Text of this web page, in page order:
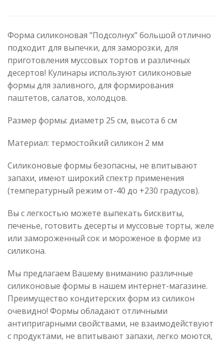
Форма силиконовая "Подсолнух" большой отлично
подходит для выпечки, для заморозки, для
приготовления муссовых тортов и различных
десертов! Кулинары используют силиконовые
формы для заливного, для формирования
паштетов, салатов, холодцов.
Размер формы: диаметр 25 см, высота 6 см
Материал: термостойкий силикон 2 мм
Силиконовые формы безопасны, не впитывают
запахи, имеют широкий спектр применения
(температурный режим от-40 до +230 градусов).
Вы с легкостью можете выпекать бисквиты,
печенье, готовить десерты и муссовые торты, желе
или замороженный сок и мороженое в форме из
силикона.
Мы предлагаем Вашему вниманию различные
силиконовые формы в нашем интернет-магазине.
Преимущество кондитерских форм из силикон
очевидно! Формы обладают отличными
антипригарными свойствами, не взаимодействуют
с продуктами, не впитывают запахи, легко моются,